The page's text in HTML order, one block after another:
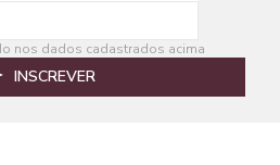
nos dados cadastrados acima
INSCREVER